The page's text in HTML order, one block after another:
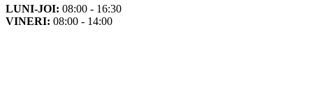
LUNI-JOI: 08:00 - 16:30
VINERI: 08:00 - 14:00